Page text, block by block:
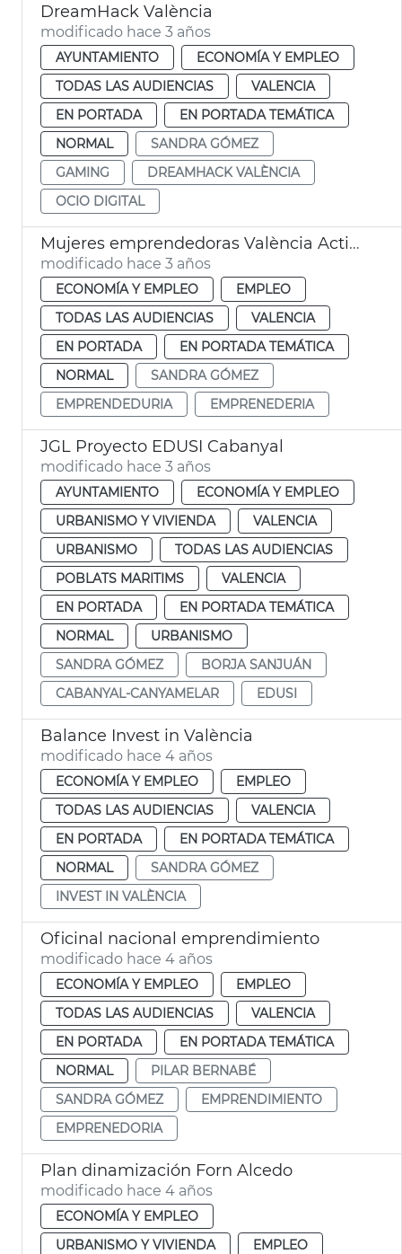
DreamHack València
modificado hace 3 años
AYUNTAMIENTO
ECONOMÍA Y EMPLEO
TODAS LAS AUDIENCIAS
VALENCIA
EN PORTADA
EN PORTADA TEMÁTICA
NORMAL
SANDRA GÓMEZ
GAMING
DREAMHACK VALÈNCIA
OCIO DIGITAL
Mujeres emprendedoras València Activa
modificado hace 3 años
ECONOMÍA Y EMPLEO
EMPLEO
TODAS LAS AUDIENCIAS
VALENCIA
EN PORTADA
EN PORTADA TEMÁTICA
NORMAL
SANDRA GÓMEZ
EMPRENDEDURIA
EMPRENEDERIA
JGL Proyecto EDUSI Cabanyal
modificado hace 3 años
AYUNTAMIENTO
ECONOMÍA Y EMPLEO
URBANISMO Y VIVIENDA
VALENCIA
URBANISMO
TODAS LAS AUDIENCIAS
POBLATS MARITIMS
VALENCIA
EN PORTADA
EN PORTADA TEMÁTICA
NORMAL
URBANISMO
SANDRA GÓMEZ
BORJA SANJUÁN
CABANYAL-CANYAMELAR
EDUSI
Balance Invest in València
modificado hace 4 años
ECONOMÍA Y EMPLEO
EMPLEO
TODAS LAS AUDIENCIAS
VALENCIA
EN PORTADA
EN PORTADA TEMÁTICA
NORMAL
SANDRA GÓMEZ
INVEST IN VALÈNCIA
Oficinal nacional emprendimiento
modificado hace 4 años
ECONOMÍA Y EMPLEO
EMPLEO
TODAS LAS AUDIENCIAS
VALENCIA
EN PORTADA
EN PORTADA TEMÁTICA
NORMAL
PILAR BERNABÉ
SANDRA GÓMEZ
EMPRENDIMIENTO
EMPRENEDORIA
Plan dinamización Forn Alcedo
modificado hace 4 años
ECONOMÍA Y EMPLEO
URBANISMO Y VIVIENDA
EMPLEO